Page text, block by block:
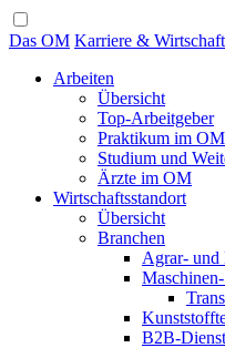
Das OM Karriere & Wirtschaft
Arbeiten
Übersicht
Top-Arbeitgeber
Praktikum im OM
Studium und
Ärzte im OM
Wirtschaftsstandort
Übersicht
Branchen
Agrar- und
B2B-